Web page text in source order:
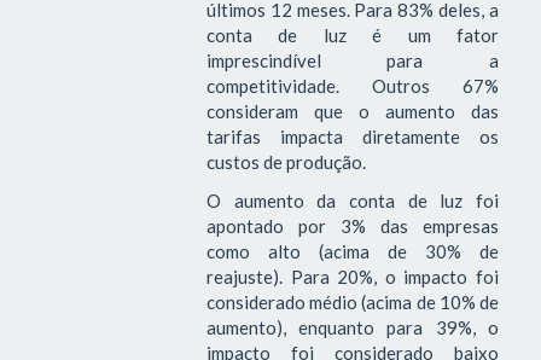
últimos 12 meses. Para 83% deles, a
conta de luz é um fator
imprescindível para a
competitividade. Outros 67%
consideram que o aumento das
tarifas impacta diretamente os
custos de produção.
O aumento da conta de luz foi
apontado por 3% das empresas
como alto (acima de 30% de
reajuste). Para 20%, o impacto foi
considerado médio (acima de 10% de
aumento), enquanto para 39%, o
impacto foi considerado baixo